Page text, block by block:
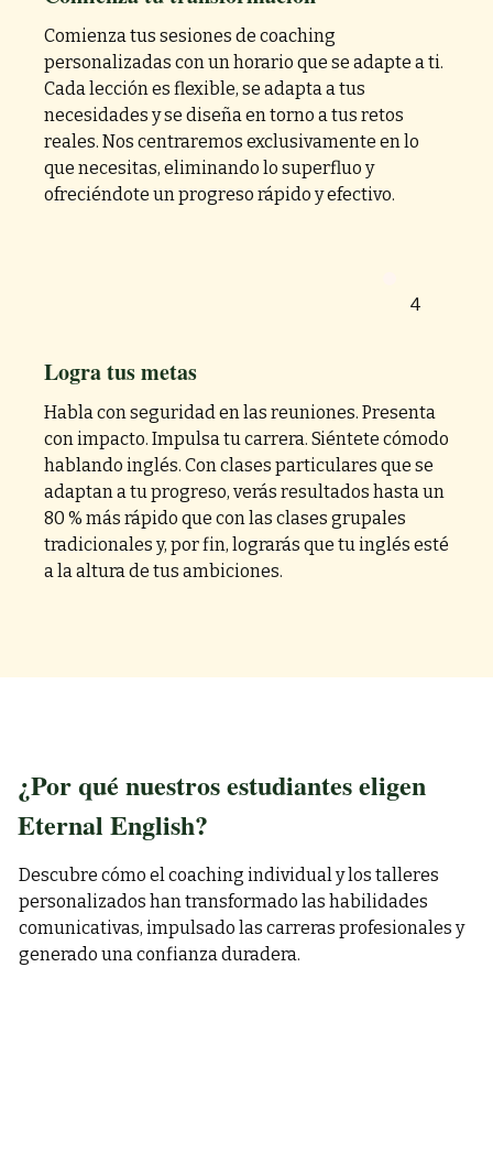
Comienza tus sesiones de coaching
personalizadas con un horario que se adapte a ti.
Cada lección es flexible, se adapta a tus
necesidades y se diseña en torno a tus retos
reales. Nos centraremos exclusivamente en lo
que necesitas, eliminando lo superfluo y
ofreciéndote un progreso rápido y efectivo.
4
Logra tus metas
Habla con seguridad en las reuniones. Presenta
con impacto. Impulsa tu carrera. Siéntete cómodo
hablando inglés. Con clases particulares que se
adaptan a tu progreso, verás resultados hasta un
80 % más rápido que con las clases grupales
tradicionales y, por fin, lograrás que tu inglés esté
a la altura de tus ambiciones.
¿Por qué nuestros estudiantes eligen
Eternal English?
Descubre cómo el coaching individual y los talleres
personalizados han transformado las habilidades
comunicativas, impulsado las carreras profesionales y
generado una confianza duradera.